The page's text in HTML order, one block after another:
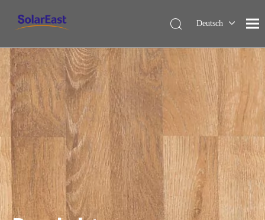
Deutsch
Français
Español
Italiano
Nederlands